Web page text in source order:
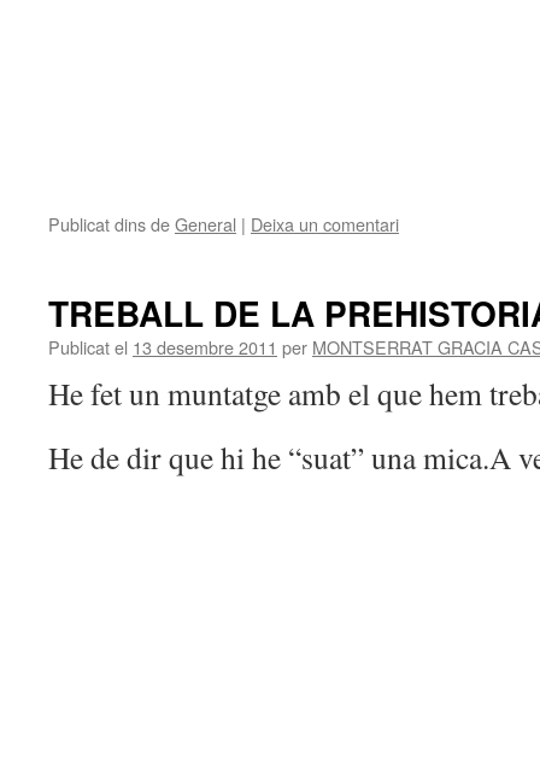
Publicat dins deGeneral | Deixa un comentari
TREBALL DE LA
Publicat el 13 desembre 2011 per MONTSERRAT GRACIA
He fet un muntatge amb el que hem
He de dir que hi he “suat” una mica.A